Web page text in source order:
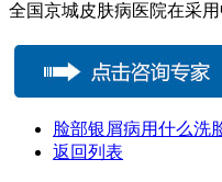
全国京城皮肤病医院在采
脸部银屑病用什么洗
返回列表